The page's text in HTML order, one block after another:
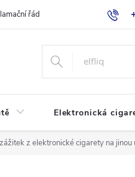
řád Jak
Elektronická
z elektronické cigarety na jinou